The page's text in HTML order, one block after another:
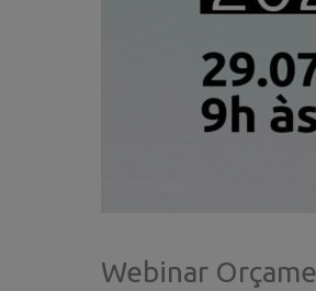
Webinar